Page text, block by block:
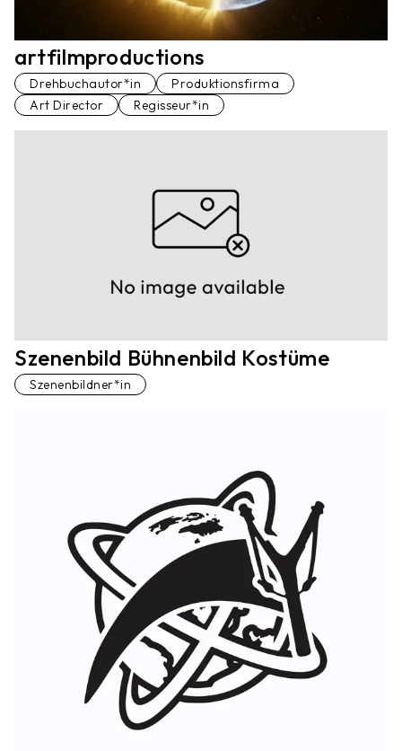
artfilmproductions
Drehbuchautor*in
Produktionsfirma
Art Director
Regisseur*in
Szenenbild Bühnenbild Kostüme
Szenenbildner*in